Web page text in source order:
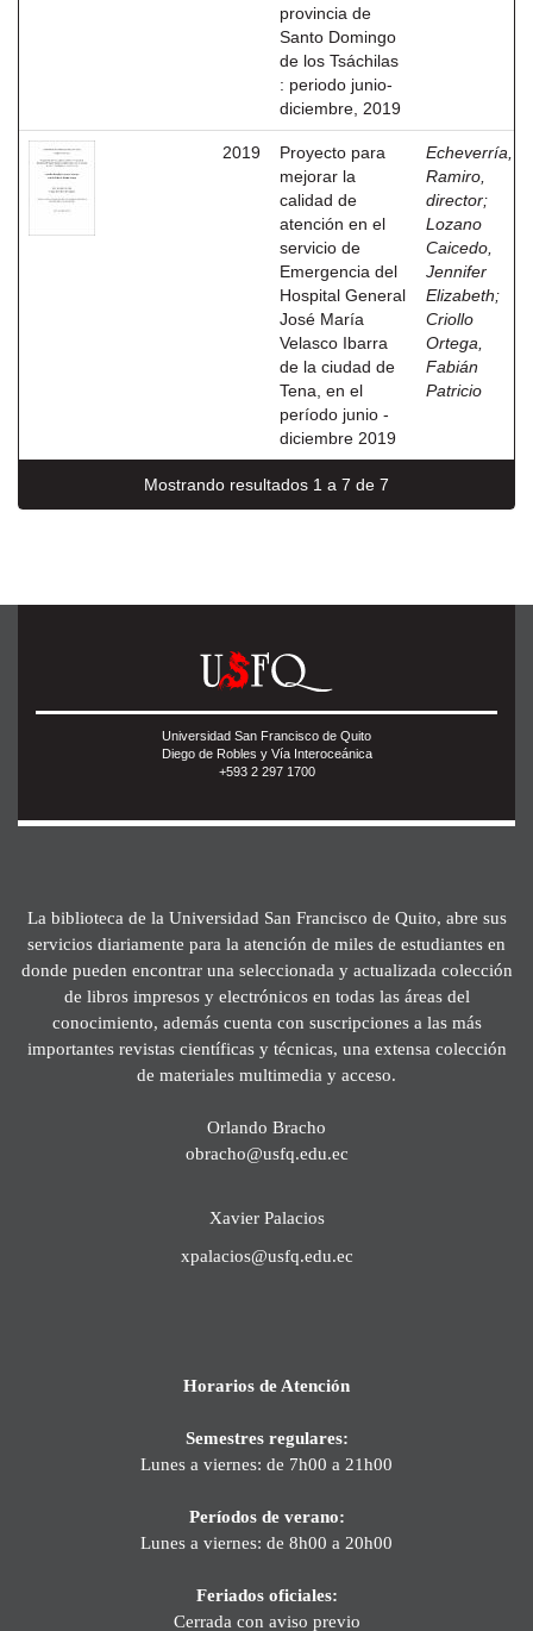
provincia de
Santo Domingo
de los Tsáchilas
: periodo junio-
diciembre, 2019
2019
Proyecto para
mejorar la
calidad de
atención en el
servicio de
Emergencia del
Hospital General
José María
Velasco Ibarra
de la ciudad de
Tena, en el
período junio -
diciembre 2019
Echeverría,
Ramiro,
director;
Lozano
Caicedo,
Jennifer
Elizabeth;
Criollo
Ortega,
Fabián
Patricio
Mostrando resultados 1 a 7 de 7
Universidad San Francisco de Quito
Diego de Robles y Vía Interoceánica
+593 2 297 1700
La biblioteca de la Universidad San Francisco de Quito, abre sus
servicios diariamente para la atención de miles de estudiantes en
donde pueden encontrar una seleccionada y actualizada colección
de libros impresos y electrónicos en todas las áreas del
conocimiento, además cuenta con suscripciones a las más
importantes revistas científicas y técnicas, una extensa colección
de materiales multimedia y acceso.
Orlando Bracho
obracho@usfq.edu.ec
Xavier Palacios
xpalacios@usfq.edu.ec
Horarios de Atención
Semestres regulares:
Lunes a viernes: de 7h00 a 21h00
Períodos de verano:
Lunes a viernes: de 8h00 a 20h00
Feriados oficiales:
Cerrada con aviso previo